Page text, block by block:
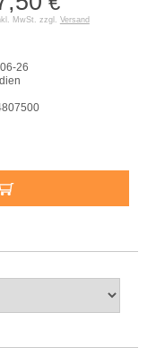
MwSt. zzgl. Versand
26